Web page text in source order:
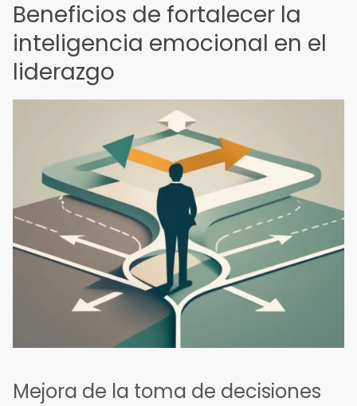
Beneficios de fortalecer la
inteligencia emocional en el
liderazgo
Mejora de la toma de decisiones